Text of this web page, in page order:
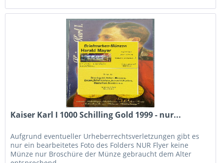
Kaiser Karl I 1000 Schilling Gold 1999 - nur...
Aufgrund eventueller Urheberrechtsverletzungen gibt es
nur ein bearbeitetes Foto des Folders NUR Flyer keine
Münze nur Broschüre der Münze gebraucht dem Alter